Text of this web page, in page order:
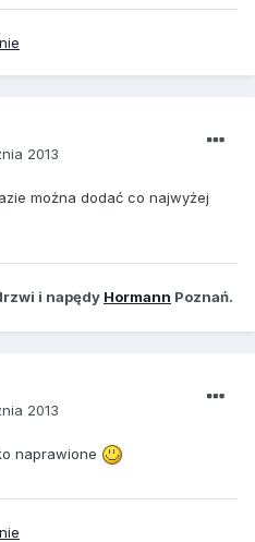
2013
można dodać co najwyżej
i napędy Hormann Poznań.
2013
naprawione